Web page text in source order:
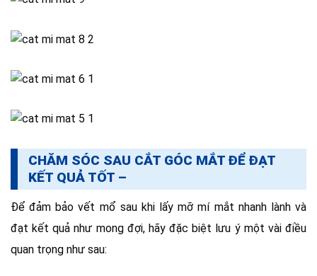
CHĂM SÓC SAU CẮT GÓC MẮT ĐỂ ĐẠT
KẾT QUẢ TỐT –
Để đảm bảo vết mổ sau khi lấy mỡ mí mắt nhanh lành và
đạt kết quả như mong đợi, hãy đặc biệt lưu ý một vài điều
quan trọng như sau: